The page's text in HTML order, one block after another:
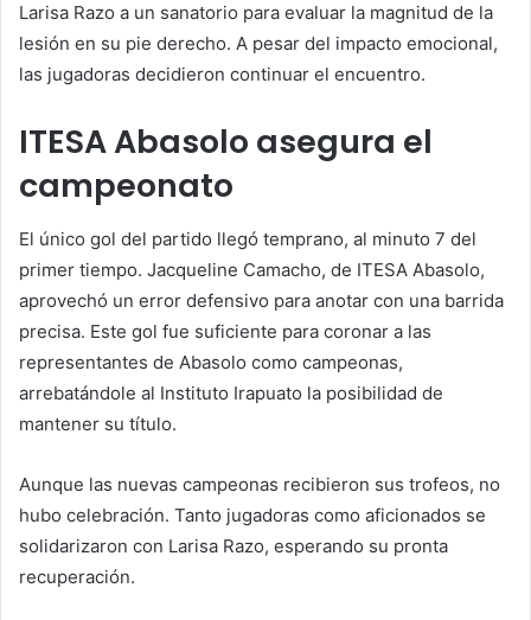
Larisa Razo a un sanatorio para evaluar la magnitud de la
lesión en su pie derecho. A pesar del impacto emocional,
las jugadoras decidieron continuar el encuentro.
ITESA Abasolo asegura el
campeonato
El único gol del partido llegó temprano, al minuto 7 del
primer tiempo. Jacqueline Camacho, de ITESA Abasolo,
aprovechó un error defensivo para anotar con una barrida
precisa. Este gol fue suficiente para coronar a las
representantes de Abasolo como campeonas,
arrebatándole al Instituto Irapuato la posibilidad de
mantener su título.
Aunque las nuevas campeonas recibieron sus trofeos, no
hubo celebración. Tanto jugadoras como aficionados se
solidarizaron con Larisa Razo, esperando su pronta
recuperación.